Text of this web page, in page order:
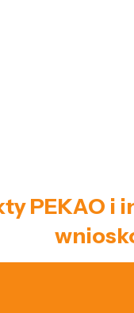
PEKAO